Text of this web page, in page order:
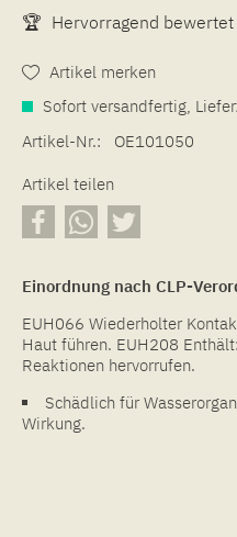
🏆 Hervorragend
Artikel merken
Sofort versandfertig,
Artikel-Nr.:
OE101050
Artikel teilen
Einordnung nach CLP-
EUH066 Wiederholter
Haut führen. EUH208
Reaktionen hervorrufen.
Schädlich für
Wirkung.